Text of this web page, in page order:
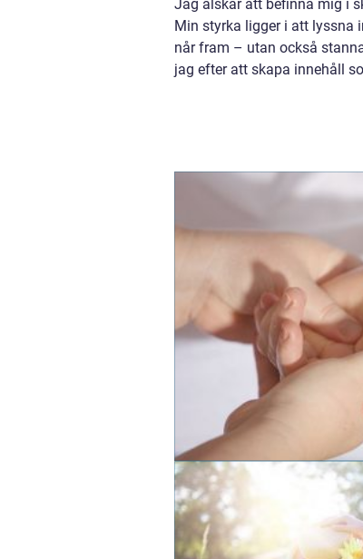
Jag älskar att befinna mig i
Min styrka ligger i att lyssna
når fram – utan också
jag efter att skapa innehåll